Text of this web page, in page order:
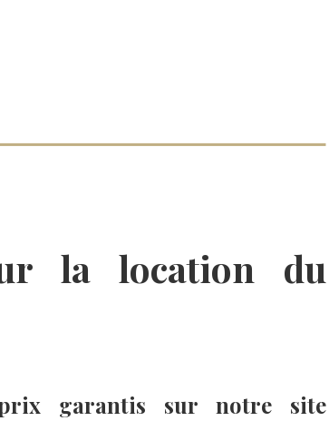
la location du
garantis sur notre site